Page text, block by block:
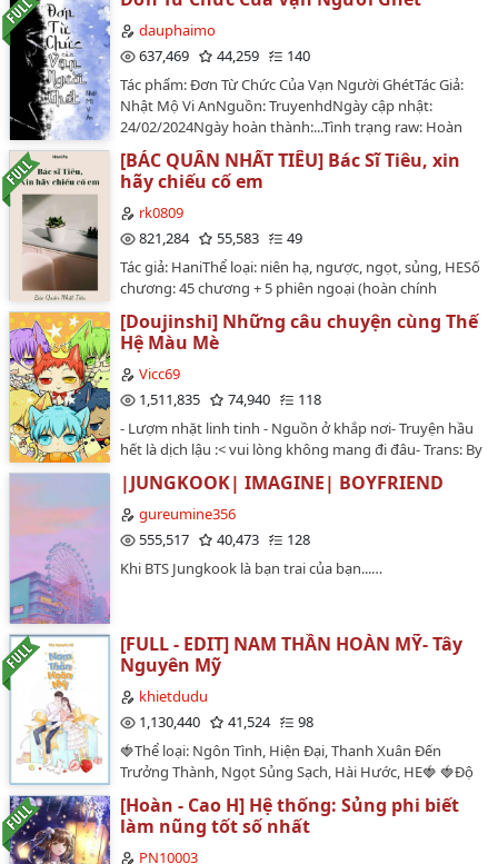
dauphaimo
637,469
44,259
140
Tác phẩm: Đơn Từ Chức Của Vạn Người GhétTác Giả:
Nhật Mộ Vi AnNguồn: TruyenhdNgày cập nhật:
24/02/2024Ngày hoàn thành:...Tình trạng raw: Hoàn
ThànhTình trạng truyện: đang cập nhậtTổng chương:
120 chương chính truyện, 53 phiên ngoạiThể loại: đam
mỹ, hiện đại, sảng văn, trọng sinh, tình cảm, chủ thụ,
hào môn thế gia, 1x1, vả mặtEdit + chỉnh sửa: SagaLịch
đăng truyện: 1 ngày 2 chươngSaga: nói chung tui cũng
chăm chỉ up truyện cho anh em xem xã sờ tréc ❤️…
[BÁC QUÂN NHẤT TIÊU] Bác Sĩ Tiêu, xin
hãy chiếu cố em
rk0809
821,284
55,583
49
Tác giả: HaniThể loại: niên hạ, ngược, ngọt, sủng, HESố
chương: 45 chương + 5 phiên ngoại (hoàn chính
văn)tay đua motor x bác sĩGiúp cậu ta một lần, rồi cứ
thế trở thành bác sĩ riêng của cậu ta...…
[Doujinshi] Những câu chuyện cùng Thế
Hệ Màu Mè
Vicc69
1,511,835
74,940
118
- Lượm nhặt linh tinh - Nguồn ở khắp nơi- Truyện hầu
hết là dịch lậu :< vui lòng không mang đi đâu- Trans: By
|JUNGKOOK| IMAGINE| BOYFRIEND
gureumine356
555,517
40,473
128
Khi BTS Jungkook là bạn trai của bạn...…
[FULL - EDIT] NAM THẦN HOÀN MỸ- Tây
Nguyên Mỹ
khietdudu
1,130,440
41,524
98
🍓Thể loại: Ngôn Tình, Hiện Đại, Thanh Xuân Đến
Trưởng Thành, Ngọt Sủng Sạch, Hài Hước, HE🍓 🍓Độ
dài : 93 chương + 3 NT🍓🍓Editor: Du Du 🍓🍓🍓🍓🍓🍓
🍓🍓🍓🍓🍓🍓🍓🍓🍓🍓🍓🍓🍓🍓🍓🍓🍓..........🍓Nguồn cv :
Tâm Tít Tắp🍓🍓Truyện edit chưa có sự cho phép của
tác giả, chỉ đăng duy nhất tại Wattpad, hy vọng mọi
[Hoàn - Cao H] Hệ thống: Sủng phi biết
làm nũng tốt số nhất
PN10003